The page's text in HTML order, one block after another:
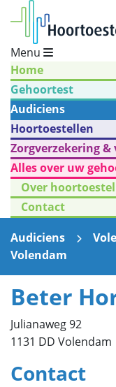
Menu
Home
Gehoortest
Audiciens
Hoortoestellen
Zorgverzekering &
Alles over uw
Over
Contact
Audiciens
Volendam
Beter
Julianaweg 92
1131 DD Volendam
Contact